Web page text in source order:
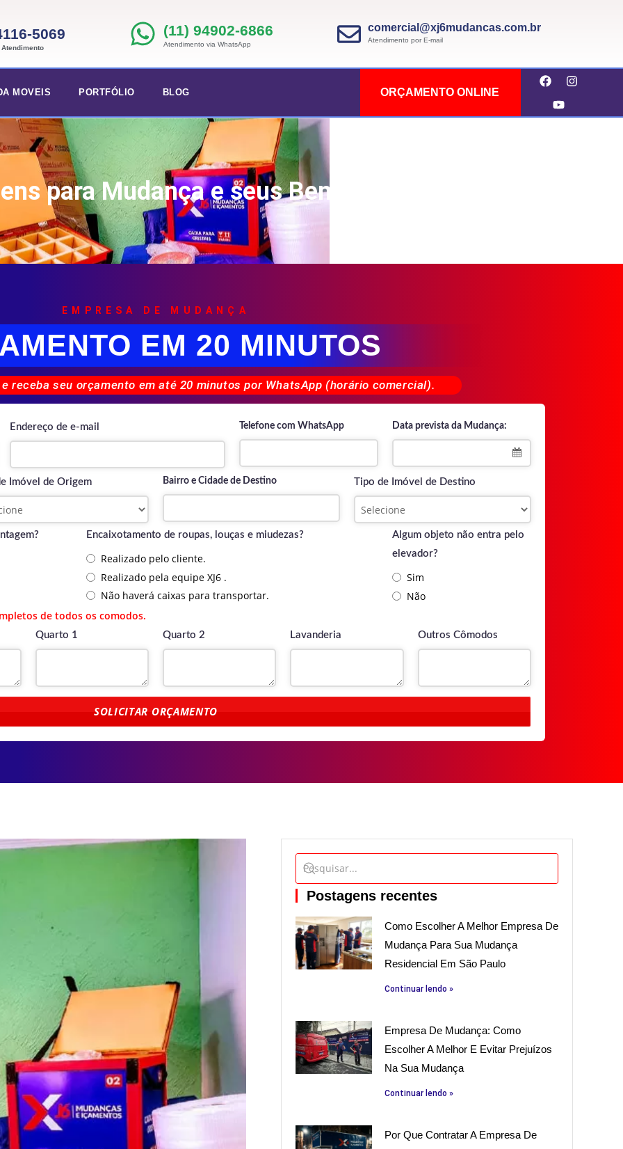
5069 (11) 94902-6866
Atendimento via WhatsApp
comercial@xj6mudancas.com.br
Atendimento por E-mail
MOVEIS PORTFÓLIO BLOG ORÇAMENTO ONLINE
para Mudança e seus Benefícios
EMPRESA DE MUDANÇA
EM 20 MINUTOS
receba seu orçamento em até 20 minutos por WhatsApp (horário comercial).
Endereço de e-mail Telefone com WhatsApp Data prevista da Mudança:
Imóvel de Origem Bairro e Cidade de Destino Tipo de Imóvel de Destino
Encaixotamento de roupas, louças e miudezas?
Realizado pelo cliente.
Realizado pela equipe XJ6 .
Não haverá caixas para transportar.
Algum objeto não entra pelo
elevador?
Sim
Não
de todos os comodos.
Quarto 1 Quarto 2 Lavanderia Outros Cômodos
SOLICITAR ORÇAMENTO
Postagens recentes
Como Escolher A Melhor Empresa De
Mudança Para Sua Mudança
Residencial Em São Paulo
Continuar lendo »
Empresa De Mudança: Como
Escolher A Melhor E Evitar Prejuízos
Na Sua Mudança
Continuar lendo »
Por Que Contratar A Empresa De